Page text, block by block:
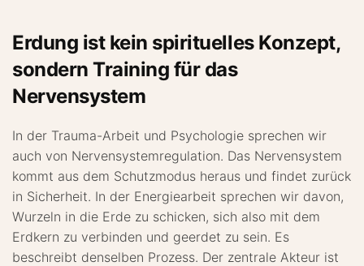
Erdung ist kein spirituelles Konzept,
sondern Training für das
Nervensystem
In der Trauma-Arbeit und Psychologie sprechen wir
auch von Nervensystemregulation. Das Nervensystem
kommt aus dem Schutzmodus heraus und findet zurück
in Sicherheit. In der Energiearbeit sprechen wir davon,
Wurzeln in die Erde zu schicken, sich also mit dem
Erdkern zu verbinden und geerdet zu sein. Es
beschreibt denselben Prozess. Der zentrale Akteur ist